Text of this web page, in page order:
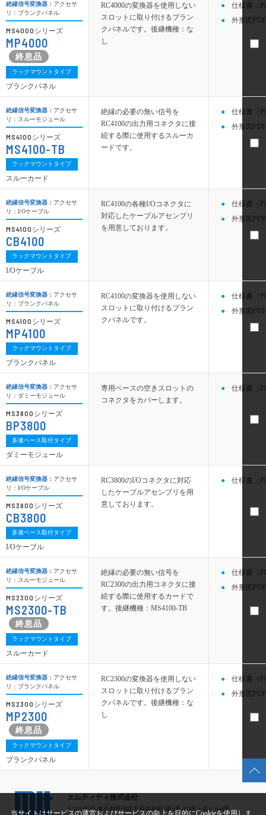
RC4000の変換器を使用しない
スロットに取り付けるブラン
クパネルです。後継機種：な
し
仕様書（
外形図
絶縁の必要の無い信号を
RC4100の出力用コネクタに接
続する際に使用するスルーカ
ードです。
仕様書（
外形図
RC4100の各種I/Oコネクタに
対応したケーブルアセンブリ
を用意しております。
仕様書（
外形図
RC4100の変換器を使用しない
スロットに取り付けるブラン
クパネルです。
仕様書（
外形図
専用ベースの空きスロットの
コネクタをカバーします。
仕様書（
RC3800のI/Oコネクタに対応
したケーブルアセンブリを用
意しております。
仕様書（
絶縁の必要の無い信号を
RC2300の出力用コネクタに接
続する際に使用するカードで
す。後継機種：MS4100-TB
仕様書（
外形図
RC2300の変換器を使用しない
スロットに取り付けるブラン
クパネルです。後継機種：な
し
仕様書（
外形図
絶縁信号変換器： アクセサ
リ：ブランクパネル
MS4000 シリーズ
MP4000
ラックマウントタイプ
ブランクパネル
絶縁信号変換器： アクセサ
リ：スルーモジュール
MS4100 シリーズ
MS4100-TB
ラックマウントタイプ
スルーカード
絶縁信号変換器： アクセサ
リ：I/Oケーブル
MS4100 シリーズ
CB4100
ラックマウントタイプ
I/Oケーブル
絶縁信号変換器： アクセサ
リ：ブランクパネル
MS4100 シリーズ
MP4100
ラックマウントタイプ
ブランクパネル
絶縁信号変換器： アクセサ
リ：ダミーモジュール
MS3800 シリーズ
BP3800
多連ベース取付タイプ
ダミーモジュール
絶縁信号変換器： アクセサ
リ：I/Oケーブル
MS3800 シリーズ
CB3800
多連ベース取付タイプ
I/Oケーブル
絶縁信号変換器： アクセサ
リ：スルーモジュール
MS2300 シリーズ
MS2300-TB
ラックマウントタイプ
スルーカード
絶縁信号変換器： アクセサ
リ：ブランクパネル
MS2300 シリーズ
MP2300
ラックマウントタイプ
ブランクパネル
エムティティ株式会社
〒162-0845 東京都新宿区市谷本村町2番5号 AD市ヶ谷ビル4階